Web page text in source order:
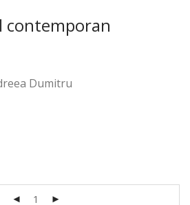
contemporan
Dumitru